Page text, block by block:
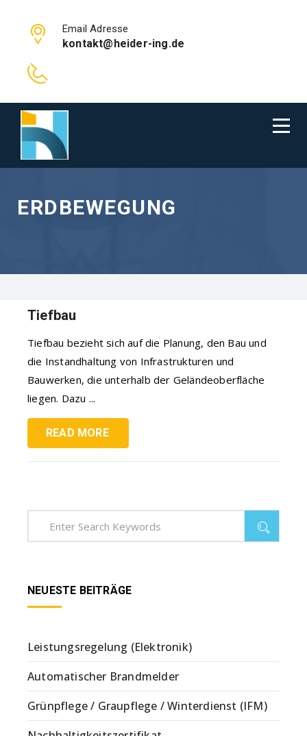
Email Adresse
kontakt@heider-ing.de
ERDBEWEGUNG
Tiefbau
Tiefbau bezieht sich auf die Planung, den Bau und
die Instandhaltung von Infrastrukturen und
Bauwerken, die unterhalb der Geländeoberfläche
liegen. Dazu ...
READ MORE
NEUESTE BEITRÄGE
Leistungsregelung (Elektronik)
Automatischer Brandmelder
Grünpflege / Graupflege / Winterdienst (IFM)